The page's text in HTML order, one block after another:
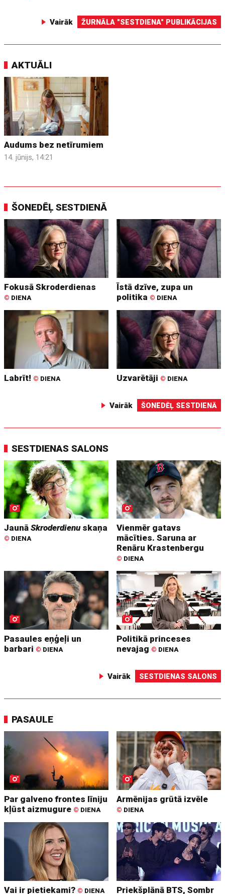
Vairāk ŽURNĀLA "SESTDIENA" PUBLIKĀCIJAS
AKTUĀLI
Audums bez netīrumiem
14. jūnijs, 14:21
ŠONEDĒĻ SESTDIENĀ
Fokusā Skroderdienas
© DIENA
Īstā dzīve, zupa un
politika © DIENA
Labrīt! © DIENA Uzvarētāji © DIENA
Vairāk ŠONEDĒĻ SESTDIENĀ
SESTDIENAS SALONS
JaunāSkroderdienuskaņa
© DIENA
Vienmēr gatavs
mācīties. Saruna ar
Renāru Krastenbergu
© DIENA
Pasaules eņģeļi un
barbari © DIENA
Politikā princeses
nevajag © DIENA
Vairāk SESTDIENAS SALONS
PASAULE
Par galveno frontes līniju
kļūst aizmugure © DIENA
Armēnijas grūtā izvēle
© DIENA
Vai ir pietiekami? © DIENA Priekšplānā BTS, Sombr